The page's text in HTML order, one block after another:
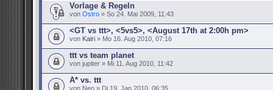
Vorlage & Regeln
von Ostro » So 24. Mai 2009, 11:43
<GT vs ttt>, <5vs5>, <August 17th at 2:00h pm>
von Kairi » Mo 16. Aug 2010, 07:16
ttt vs team planet
von jupiter » Mi 11. Aug 2010, 11:42
A* vs. ttt
von Neo » Di 19. Jan 2010, 06:35